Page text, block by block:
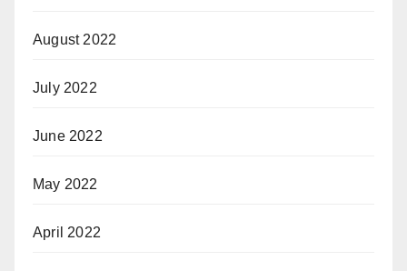
August 2022
July 2022
June 2022
May 2022
April 2022